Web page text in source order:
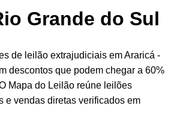
Grande do Sul
de leilão extrajudiciais em Araricá -
descontos que podem chegar a 60%
Mapa do Leilão reúne leilões
e vendas diretas verificados em